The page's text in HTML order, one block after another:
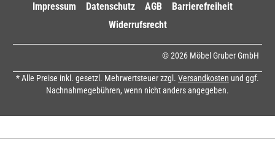
Impressum Datenschutz AGB
Barrierefreiheit
Widerrufsrecht
© 2026 Möbel Gruber GmbH
* Alle Preise inkl. gesetzl. Mehrwertsteuer zzgl. Versandkosten und ggf.
Nachnahmegebühren, wenn nicht anders angegeben.